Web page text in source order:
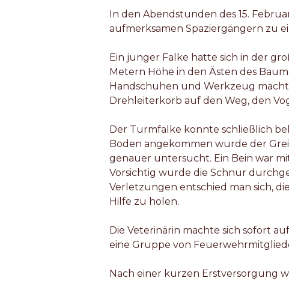
In den Abendstunden des 15.
aufmerksamen Spaziergängern zu
Ein junger Falke hatte sich in der
Metern Höhe in den Ästen des
Handschuhen und Werkzeug
Drehleiterkorb auf den Weg, den
Der Turmfalke konnte schließlich
Boden angekommen wurde der
genauer untersucht. Ein Bein war
Vorsichtig wurde die Schnur
Verletzungen entschied man sich,
Hilfe zu holen.
Die Veterinärin machte sich sofort
eine Gruppe von
Nach einer kurzen Erstversorgung